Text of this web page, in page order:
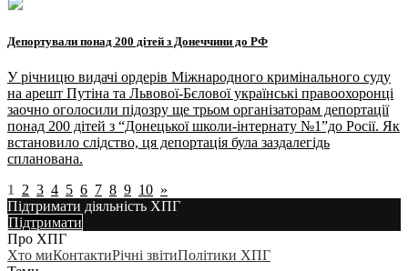
Депортували понад 200 дітей з Донеччини до РФ
У річницю видачі ордерів Міжнародного кримінального суду
на арешт Путіна та Львової-Бєлової українські правоохоронці
заочно оголосили підозру ще трьом організаторам депортації
понад 200 дітей з “Донецької школи-інтернату №1”до Росії. Як
встановило слідство, ця депортація була заздалегідь
спланована.
1 2 3 4 5 6 7 8 9 10 »
Підтримати діяльність ХПГ
Підтримати
Про ХПГ
Хто миКонтактиРічні звітиПолітики ХПГ